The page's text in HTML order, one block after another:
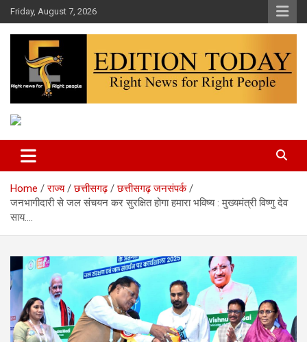
Skip
to
content
Friday, August 7, 2026
Edition Today
Home राज्य छत्तीसगढ़
छत्तीसगढ़ जनसंपर्क
जनभागीदारी से जल संचयन कर सुरक्षित होगा हमारा भविष्य : मुख्यमंत्री विष्णु देव
साय….